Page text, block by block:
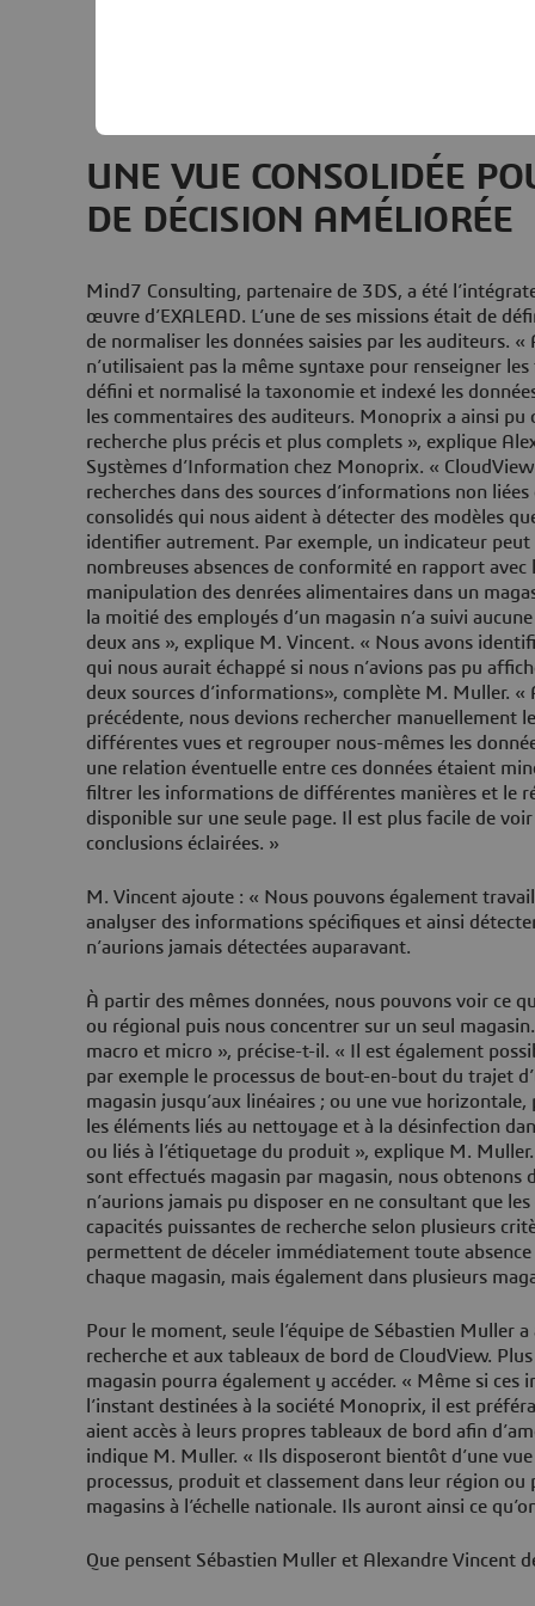
UNE VUE CONSOLIDÉE
DE DÉCISION AMÉLIORÉE
Mind7 Consulting, partenaire de 3DS, a été
œuvre d’EXALEAD. L’une de ses missions était de
de normaliser les données saisies par les auditeurs.
n’utilisaient pas la même syntaxe pour renseigner
défini et normalisé la taxonomie et indexé les
les commentaires des auditeurs. Monoprix a ainsi
recherche plus précis et plus complets », explique
Systèmes d’Information chez Monoprix. «
recherches dans des sources d’informations non
consolidés qui nous aident à détecter des modèles
identifier autrement. Par exemple, un indicateur peut
nombreuses absences de conformité en rapport avec
manipulation des denrées alimentaires dans un
la moitié des employés d’un magasin n’a suivi
deux ans », explique M. Vincent. « Nous avons
qui nous aurait échappé si nous n’avions pas pu
deux sources d’informations», complète M. Muller. «
précédente, nous devions rechercher manuellement
différentes vues et regrouper nous-mêmes les
une relation éventuelle entre ces données étaient
filtrer les informations de différentes manières et le
disponible sur une seule page. Il est plus facile de
conclusions éclairées. »
M. Vincent ajoute : « Nous pouvons également
analyser des informations spécifiques et ainsi
n’aurions jamais détectées auparavant.
À partir des mêmes données, nous pouvons voir ce
ou régional puis nous concentrer sur un seul
macro et micro », précise-t-il. « Il est également
par exemple le processus de bout-en-bout du trajet
magasin jusqu’aux linéaires ; ou une vue
les éléments liés au nettoyage et à la désinfection
ou liés à l’étiquetage du produit », explique M.
sont effectués magasin par magasin, nous obtenons
n’aurions jamais pu disposer en ne consultant que
capacités puissantes de recherche selon plusieurs
permettent de déceler immédiatement toute
chaque magasin, mais également dans plusieurs
Pour le moment, seule l’équipe de Sébastien Muller
recherche et aux tableaux de bord de CloudView.
magasin pourra également y accéder. « Même si
l’instant destinées à la société Monoprix, il est
aient accès à leurs propres tableaux de bord afin
indique M. Muller. « Ils disposeront bientôt d’une
processus, produit et classement dans leur région ou
magasins à l’échelle nationale. Ils auront ainsi ce
Que pensent Sébastien Muller et Alexandre Vincent